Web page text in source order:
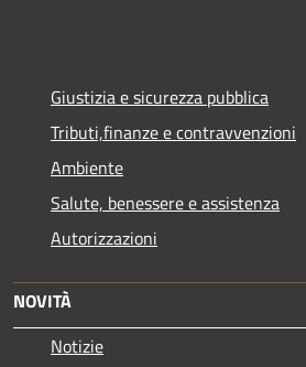
Giustizia e sicurezza pubblica
Tributi,finanze e contravvenzioni
Ambiente
Salute, benessere e assistenza
Autorizzazioni
NOVITÀ
Notizie